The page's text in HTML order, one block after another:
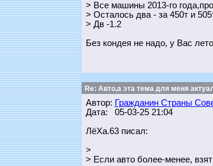
> Все машины 2013-го
> Осталось два - за 450т и
> Дв -1.2
Без кондея не надо, у Вас
Re: Авто,а эта тема для меня
Автор: Гражданин Страны
Дата: 05-03-25 21:04
ЛёХа.63 писал:
>
> Если авто более-менее,